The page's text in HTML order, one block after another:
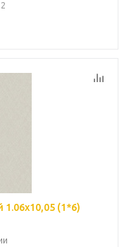
1.06х10,05 (1*6)